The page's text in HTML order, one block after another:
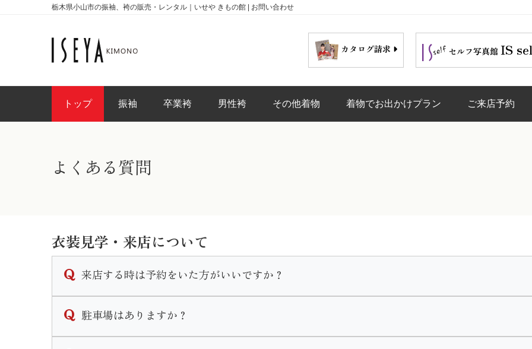
栃木県小山市の振袖、袴の販売・レンタル｜いせや きもの館 | お問い合わせ
カタログ請求 セルフ写真館 IS
トップ 振袖 卒業袴 男性袴 その他着物 着物でお出かけプラン ご来店予約
よくある質問
衣装見学・来店について
来店する時は予約をいた方がいいですか？
可能な限りご予約をいただきます様お願い致します。
なお、ご予約はこのHP内かお電話にて承ります。
駐車場はありますか？